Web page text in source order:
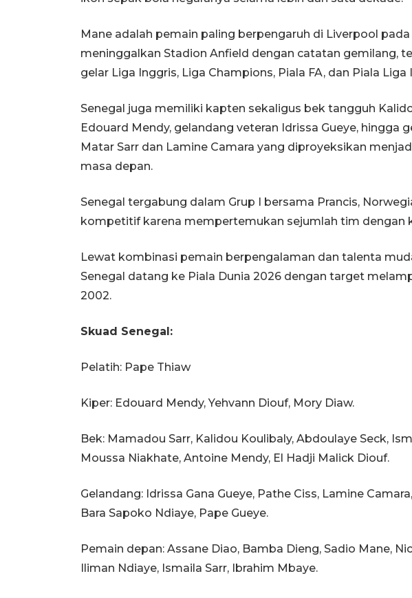
Mane adalah pemain paling berpengaruh di Liverpool pada
meninggalkan Stadion Anfield dengan catatan gemilang,
gelar Liga Inggris, Liga Champions, Piala FA, dan Piala Liga
Senegal juga memiliki kapten sekaligus bek tangguh
Edouard Mendy, gelandang veteran Idrissa Gueye, hingga
Matar Sarr dan Lamine Camara yang diproyeksikan
masa depan.
Senegal tergabung dalam Grup I bersama Prancis,
kompetitif karena mempertemukan sejumlah tim dengan
Lewat kombinasi pemain berpengalaman dan talenta
Senegal datang ke Piala Dunia 2026 dengan target
2002.
Skuad Senegal:
Pelatih: Pape Thiaw
Kiper: Edouard Mendy, Yehvann Diouf, Mory Diaw.
Bek: Mamadou Sarr, Kalidou Koulibaly, Abdoulaye Seck,
Moussa Niakhate, Antoine Mendy, El Hadji Malick Diouf.
Gelandang: Idrissa Gana Gueye, Pathe Ciss, Lamine
Bara Sapoko Ndiaye, Pape Gueye.
Pemain depan: Assane Diao, Bamba Dieng, Sadio Mane,
Iliman Ndiaye, Ismaila Sarr, Ibrahim Mbaye.